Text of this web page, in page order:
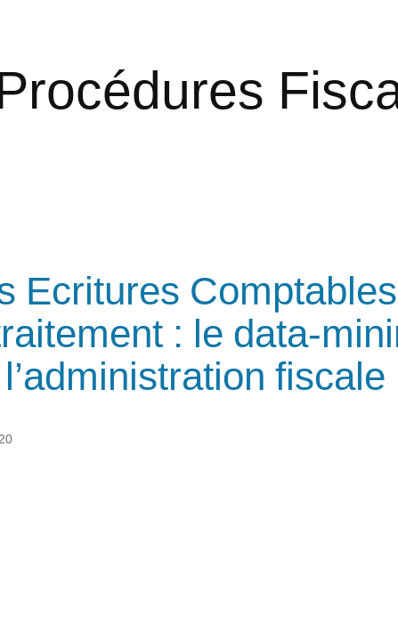
Ecritures
: le data-
fiscale